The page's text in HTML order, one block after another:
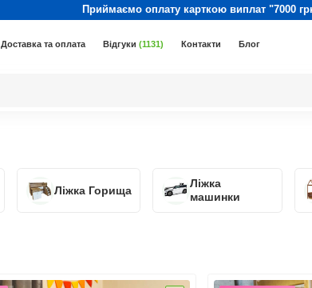
Приймаємо оплату карткою виплат "7000
Доставка та оплата Відгуки(1131) Контакти Блог
Ліжка Горища
Ліжка
машинки